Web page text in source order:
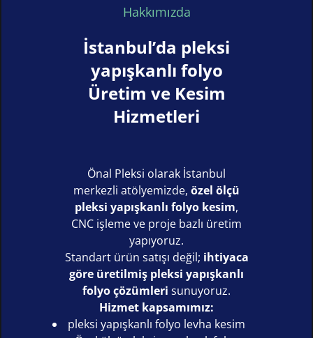
Hakkımızda
İstanbul’da pleksi
yapışkanlı folyo
Üretim ve Kesim
Hizmetleri
Önal Pleksi olarak İstanbul
merkezli atölyemizde, özel ölçü
pleksi yapışkanlı folyo kesim,
CNC işleme ve proje bazlı üretim
yapıyoruz.
Standart ürün satışı değil; ihtiyaca
göre üretilmiş pleksi yapışkanlı
folyo çözümleri sunuyoruz.
Hizmet kapsamımız:
pleksi yapışkanlı folyo levha kesim